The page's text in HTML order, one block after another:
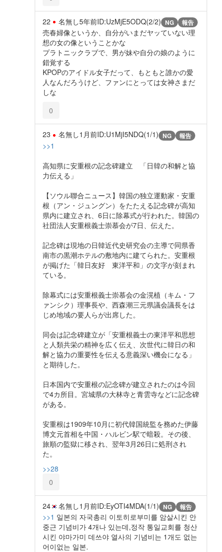
22 名無し5年前ID:UzMjE5ODQ(2/2) NG 報告
売春婦像というか、自分がいまだヤッていない理
想の女の像ということかな
プラトニックラブで、男が妹や自分の娘のように
錯覚する
KPOPのアイドル女子だって、もともと誰かの愛
人なんだろうけど、ファンにとっては女神さまだ
しな
0
23 名無し1月前ID:U1MjI5NDQ(1/1) NG 報告
>>1
高知県に安重根の記念碑建立 「日韓の和解と協
力伝える」
【ソウル聯合ニュース】韓国の独立運動家・安重
根（アン・ジュングン）をたたえる記念碑が高知
県内に建立され、6日に除幕式が行われた。韓国の
社団法人安重根義士崇慕会が7日、伝えた。
記念碑は現地の日韓近代史研究会の主導で同県香
南市の黒潮ホテルの敷地内に建てられた。安重根
が掲げた「韓日友好 東洋平和」の文字が刻まれ
ている。
除幕式には安重根義士崇慕会の金滉植（キム・フ
ァンシク）理事長や、西森潮三元県議会議長をは
じめ地域の要人らが出席した。
同会は記念碑建立が「安重根義士の東洋平和思想
と人類共栄の精神を広く伝え、次世代に韓日の和
解と協力の重要性を伝える意義深い機会になる」
と期待した。
日本国内で安重根の記念碑が建立されたのは今回
で4カ所目。宮城県の大林寺と青雲寺などに記念碑
がある。
安重根は1909年10月に初代韓国統監を務めた伊藤
博文元首相を中国・ハルビン駅で暗殺。その後、
旅順の監獄に移され、翌年3月26日に処刑され
た。
>>28
0
24 名無し1月前ID:EyOTI4MDA(1/1) NG 報告
>>1 일본의 자국총리 이토히로부미를 암살시킨 안
중근 기념비가 4개나 있는데,정작 통일교회를 청산
시킨 야마가미 데쓰야 열사의 기념비는 1개도 없는
어이없는 일본.